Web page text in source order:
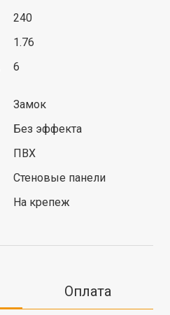
240
1.76
6
Замок
Без эффекта
ПВХ
Стеновые панели
На крепеж
Оплата